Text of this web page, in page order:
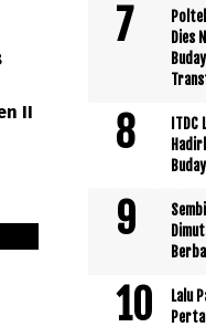
II
Dies
ITDC
Lalu